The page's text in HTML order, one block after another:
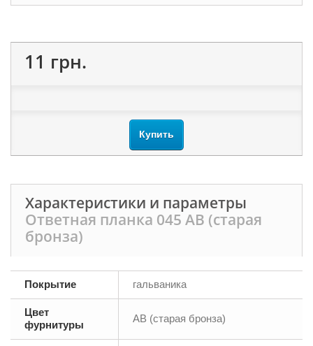
11 грн.
Купить
Характеристики и параметры
Ответная планка 045 AB (старая
бронза)
Покрытие гальваника
Цвет
фурнитуры
AB (старая бронза)